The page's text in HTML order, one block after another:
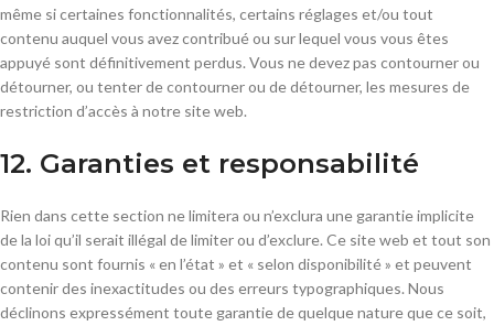
même si certaines fonctionnalités, certains réglages et/ou tout
contenu auquel vous avez contribué ou sur lequel vous vous êtes
appuyé sont définitivement perdus. Vous ne devez pas contourner ou
détourner, ou tenter de contourner ou de détourner, les mesures de
restriction d’accès à notre site web.
12. Garanties et responsabilité
Rien dans cette section ne limitera ou n’exclura une garantie implicite
de la loi qu’il serait illégal de limiter ou d’exclure. Ce site web et tout son
contenu sont fournis « en l’état » et « selon disponibilité » et peuvent
contenir des inexactitudes ou des erreurs typographiques. Nous
déclinons expressément toute garantie de quelque nature que ce soit,